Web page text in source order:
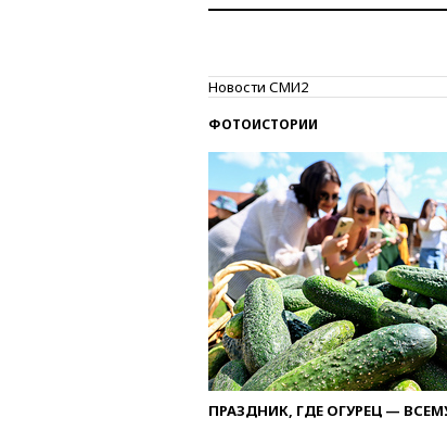
Новости СМИ2
ФОТОИСТОРИИ
ПРАЗДНИК, ГДЕ ОГУРЕЦ —